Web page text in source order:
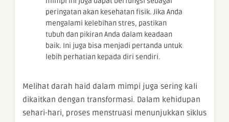
peringatan akan kesehatan fisik. Jika Anda
mengalami kelebihan stres, pastikan
tubuh dan pikiran Anda dalam keadaan
baik. Ini juga bisa menjadi pertanda untuk
lebih perhatian kepada diri sendiri.
Melihat darah haid dalam mimpi juga sering kali
dikaitkan dengan transformasi. Dalam kehidupan
sehari-hari, proses menstruasi menunjukkan siklus